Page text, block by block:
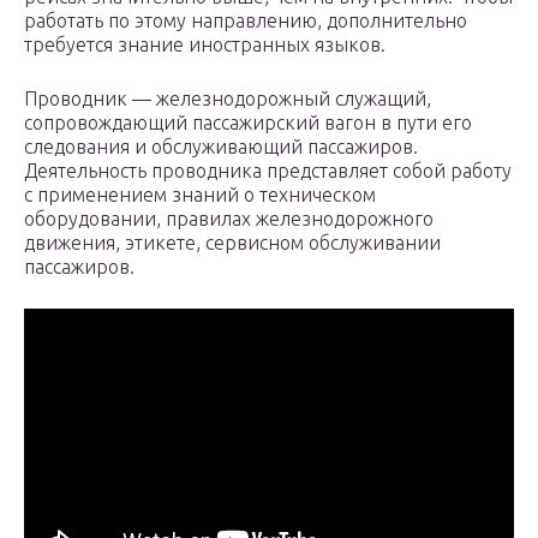
работать по этому направлению, дополнительно
требуется знание иностранных языков.
Проводник — железнодорожный служащий,
сопровождающий пассажирский вагон в пути его
следования и обслуживающий пассажиров.
Деятельность проводника представляет собой работу
с применением знаний о техническом
оборудовании, правилах железнодорожного
движения, этикете, сервисном обслуживании
пассажиров.